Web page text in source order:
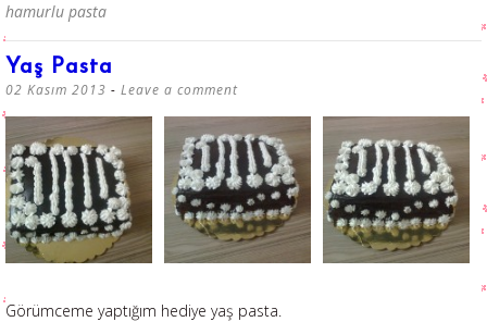
hamurlu pasta
Yaş Pasta
02 Kasım 2013 Leave a comment
Görümceme yaptığım hediye yaş pasta.